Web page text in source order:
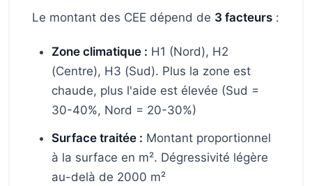
Le montant des CEE dépend de 3 facteurs :
Zone climatique : H1 (Nord), H2
(Centre), H3 (Sud). Plus la zone est
chaude, plus l'aide est élevée (Sud =
30-40%, Nord = 20-30%)
Surface traitée : Montant proportionnel
à la surface en m². Dégressivité légère
au-delà de 2000 m²